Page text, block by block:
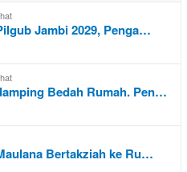
Jambi 2029, Penga…
Bedah Rumah. Pen…
Bertakziah ke Ru…